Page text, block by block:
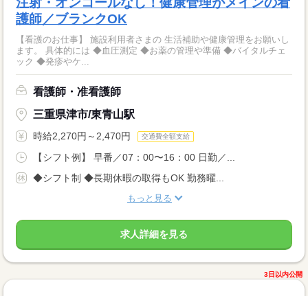
護師／ブランクOK
【看護のお仕事】 施設利用者さまの 生活補助や健康管理をお願いし
ます。 具体的には ◆血圧測定 ◆お薬の管理や準備 ◆バイタルチェ
ック ◆発疹やケ...
看護師・准看護師
三重県津市/東青山駅
時給2,270円～2,470円 交通費全額支給
【シフト例】 早番／07：00〜16：00 日勤／...
◆シフト制 ◆長期休暇の取得もOK 勤務曜...
もっと見る
求人詳細を見る
3日以内公開